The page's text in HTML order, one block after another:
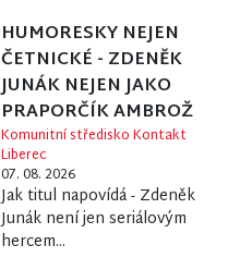
HUMORESKY NEJEN
ČETNICKÉ - ZDENĚK
JUNÁK NEJEN JAKO
PRAPORČÍK AMBROŽ
Komunitní středisko Kontakt
Liberec
07. 08. 2026
Jak titul napovídá - Zdeněk
Junák není jen seriálovým
hercem...